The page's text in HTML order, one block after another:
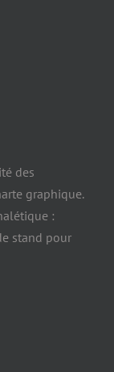
des
graphique.
:
stand pour